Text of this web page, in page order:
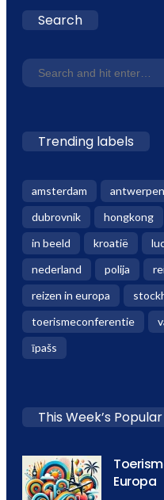
Search
Trending labels
amsterdam antwerpen
dubrovnik
hongkong
in beeld
kroatië
nederland
polija
reizen in europa
toerismeconferentie
īpašs
This Week’s Popular
Europa